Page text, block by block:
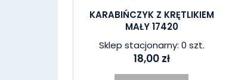
KARABIŃCZYK Z KRĘTLIKIEM
MAŁY 17420
Sklep stacjonarny: 0 szt.
18,00 zł